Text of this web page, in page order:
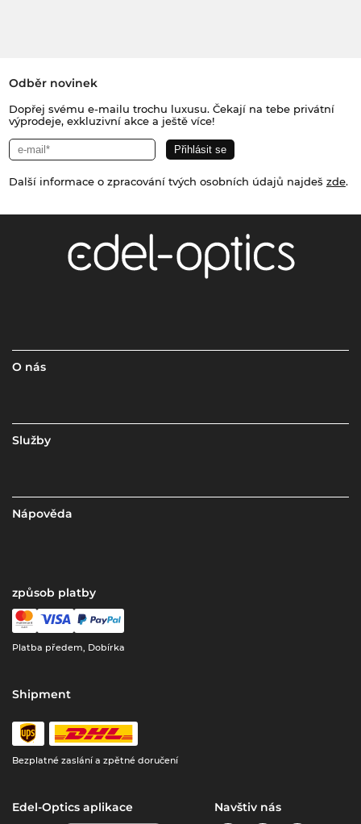
Odběr novinek
Dopřej svému e-mailu trochu luxusu. Čekají na tebe privátní
výprodeje, exkluzivní akce a ještě více!
Další informace o zpracování tvých osobních údajů najdeš zde.
O nás
Služby
Nápověda
způsob platby
Platba předem, Dobírka
Shipment
Bezplatné zaslání a zpětné doručení
Edel-Optics aplikace Navštiv nás